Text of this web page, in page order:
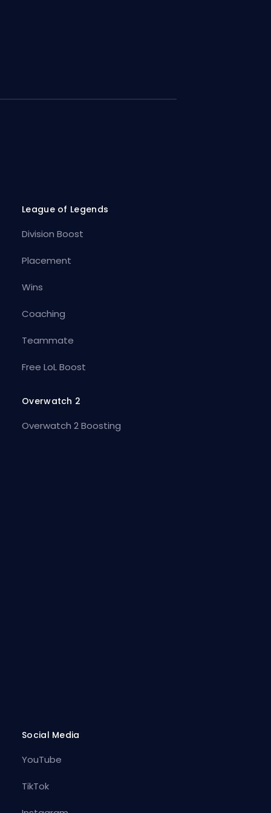
League of Legends
Division Boost
Placement
Wins
Coaching
Teammate
Free LoL Boost
Overwatch 2
Overwatch 2 Boosting
Social Media
YouTube
TikTok